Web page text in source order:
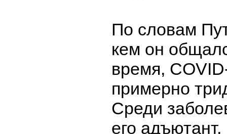
По словам
кем он
время,
примерно
Среди
его